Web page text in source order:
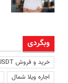
وبگردی
خرید و فروش USDT
اجاره ویلا شمال